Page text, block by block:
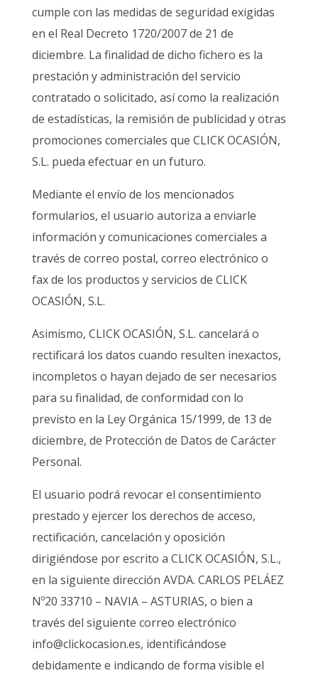
cumple con las medidas de seguridad exigidas
en el Real Decreto 1720/2007 de 21 de
diciembre. La finalidad de dicho fichero es la
prestación y administración del servicio
contratado o solicitado, así como la realización
de estadísticas, la remisión de publicidad y otras
promociones comerciales que CLICK OCASIÓN,
S.L. pueda efectuar en un futuro.
Mediante el envío de los mencionados
formularios, el usuario autoriza a enviarle
información y comunicaciones comerciales a
través de correo postal, correo electrónico o
fax de los productos y servicios de CLICK
OCASIÓN, S.L.
Asimismo, CLICK OCASIÓN, S.L. cancelará o
rectificará los datos cuando resulten inexactos,
incompletos o hayan dejado de ser necesarios
para su finalidad, de conformidad con lo
previsto en la Ley Orgánica 15/1999, de 13 de
diciembre, de Protección de Datos de Carácter
Personal.
El usuario podrá revocar el consentimiento
prestado y ejercer los derechos de acceso,
rectificación, cancelación y oposición
dirigiéndose por escrito a CLICK OCASIÓN, S.L.,
en la siguiente dirección AVDA. CARLOS PELÁEZ
Nº20 33710 – NAVIA – ASTURIAS, o bien a
través del siguiente correo electrónico
info@clickocasion.es, identificándose
debidamente e indicando de forma visible el